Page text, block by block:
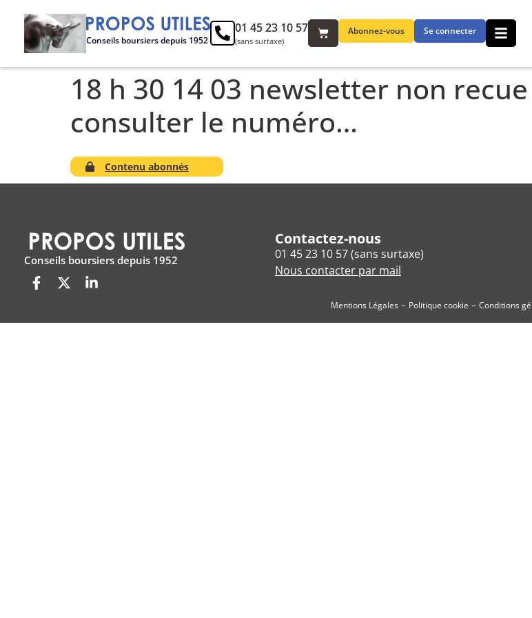
Conseils boursiers depuis 1952
Abonnez-vous Se connecter
01 45 23 10 57
(sans surtaxe)
18 h 30 14 03 newsletter non
consulter le numéro…
Contenu abonnés
Conseils boursiers depuis 1952
Contactez-nous
01 45 23 10 57 (sans surtaxe)
Nous contacter par mail
Mentions Légales Politique cookie Conditions